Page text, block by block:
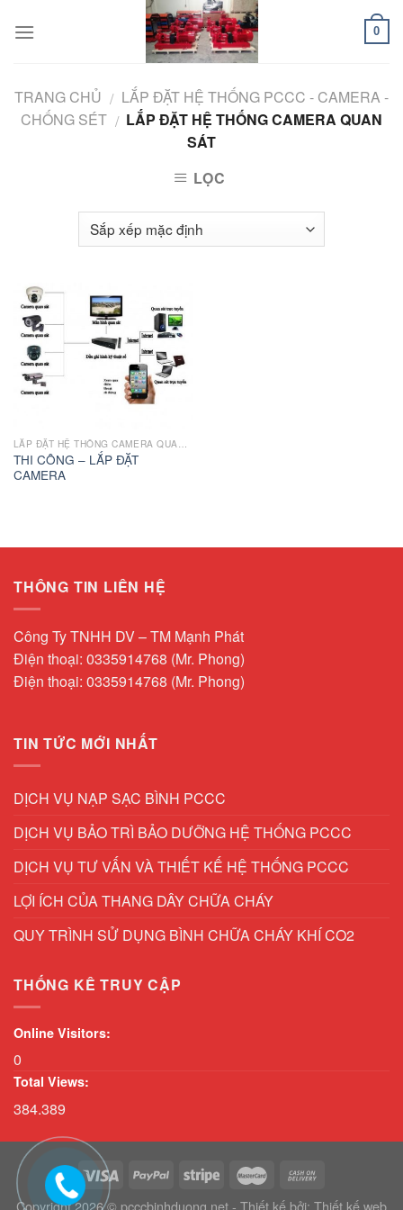
0
TRANG CHỦ / LẮP ĐẶT HỆ THỐNG PCCC - CAMERA -
CHỐNG SÉT / LẮP ĐẶT HỆ THỐNG CAMERA QUAN
SÁT
LỌC
LẮP ĐẶT HỆ THỐNG CAMERA QUAN SÁT
THI CÔNG – LẮP ĐẶT
CAMERA
THÔNG TIN LIÊN HỆ
Công Ty TNHH DV – TM Mạnh Phát
Điện thoại: 0335914768 (Mr. Phong)
Điện thoại: 0335914768 (Mr. Phong)
TIN TỨC MỚI NHẤT
DỊCH VỤ NẠP SẠC BÌNH PCCC
DỊCH VỤ BẢO TRÌ BẢO DƯỠNG HỆ THỐNG PCCC
DỊCH VỤ TƯ VẤN VÀ THIẾT KẾ HỆ THỐNG PCCC
LỢI ÍCH CỦA THANG DÂY CHỮA CHÁY
QUY TRÌNH SỬ DỤNG BÌNH CHỮA CHÁY KHÍ CO2
THỐNG KÊ TRUY CẬP
Online Visitors:
0
Total Views:
384.389